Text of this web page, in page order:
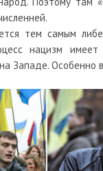
тем самым
нацизм
Западе. Особенно